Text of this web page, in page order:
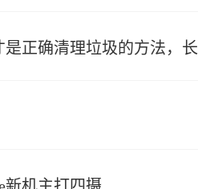
正确清理垃圾的方法，长